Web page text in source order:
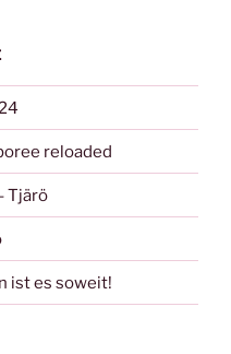
reloaded
Tjärö
ist es soweit!